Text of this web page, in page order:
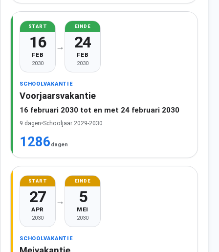
START
16
FEB
2030
→
EINDE
24
FEB
2030
SCHOOLVAKANTIE
Voorjaarsvakantie
16 februari 2030 tot en met 24 februari 2030
9 dagen•Schooljaar 2029-2030
1286 dagen
START
27
APR
2030
→
EINDE
5
MEI
2030
SCHOOLVAKANTIE